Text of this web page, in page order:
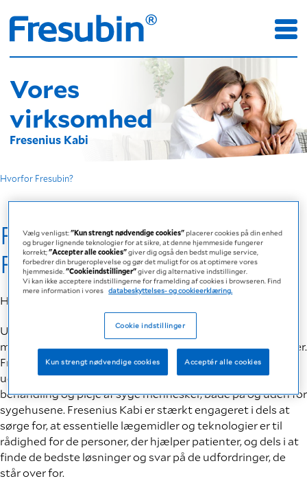
Vores
virksomhed
Fresenius Kabi
Hvorfor Fresubin?
Fresubin – en del af
Fresenius Kabi
Hos Fresenius Kabi drives vi af én filosofi: Comitted to Life.
Under mottoet Committed to Life sætter Fresenius Kabi
mennesket i centrum – som patient, kunde og medarbejder.
Fresenius Kabi repræsenterer fremskridt og kvalitet i
udviklingen af innovative produkter og services til
behandling og pleje af syge mennesker, både på og uden for
sygehusene. Fresenius Kabi er stærkt engageret i dels at
sørge for, at essentielle lægemidler og teknologier er til
rådighed for de personer, der hjælper patienter, og dels i at
finde de bedste løsninger og svar på de udfordringer, de
står over for.
Vælg venligst:"Kun strengt nødvendige cookies"placerer cookies på din enhed
og bruger lignende teknologier for at sikre, at denne hjemmeside fungerer
korrekt;"Accepter alle cookies"giver dig også den bedst mulige service,
forbedrer din brugeroplevelse og gør det muligt for os at optimere vores
hjemmeside."Cookieindstillinger"giver dig alternative indstillinger.
Vi kan ikke acceptere indstillingerne for framelding af cookies i browseren. Find
mere information i vores databeskyttelses- og cookieerklæring.
Cookie indstillinger
Kun strengt nødvendige cookies Acceptér alle cookies